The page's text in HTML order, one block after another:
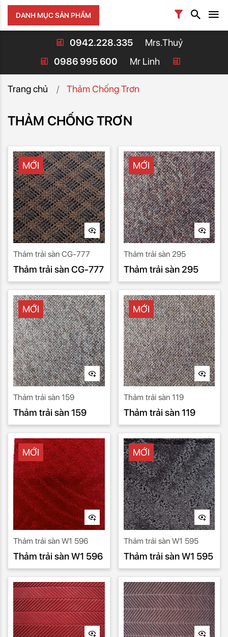
DANH MỤC SẢN PHẨM
0942.228.335
Mrs.Thuỷ
0986 995 600
Mr Linh
Trang chủ Thảm Chống Trơn
THẢM CHỐNG TRƠN
MỚI
Thảm trải sàn CG-777
Thảm trải sàn CG-777
MỚI
Thảm trải sàn 295
Thảm trải sàn 295
MỚI
Thảm trải sàn 159
Thảm trải sàn 159
MỚI
Thảm trải sàn 119
Thảm trải sàn 119
MỚI
Thảm trải sàn W1 596
Thảm trải sàn W1 596
MỚI
Thảm trải sàn W1 595
Thảm trải sàn W1 595